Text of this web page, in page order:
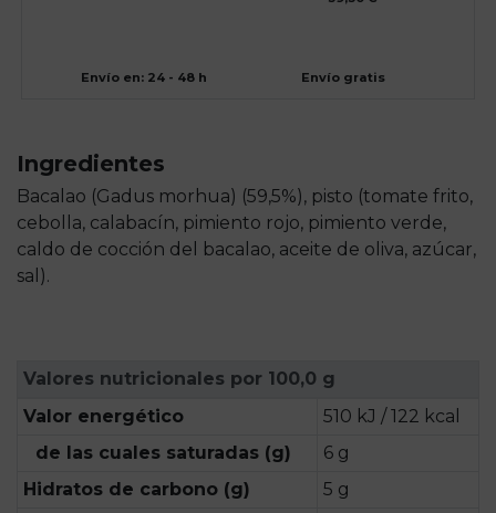
Envío en: 24 - 48 h Envío gratis
Ingredientes
Bacalao (Gadus morhua) (59,5%), pisto (tomate frito,
cebolla, calabacín, pimiento rojo, pimiento verde,
caldo de cocción del bacalao, aceite de oliva, azúcar,
sal).
Valores nutricionales por 100,0 g
Valor energético
510 kJ / 122 kcal
de las cuales saturadas (g)
6 g
Hidratos de carbono (g)
5 g